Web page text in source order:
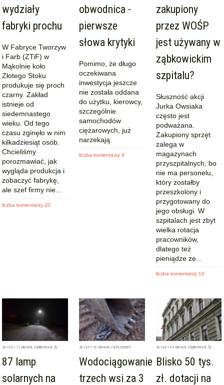
wydziały
fabryki prochu
W Fabryce Tworzyw
i Farb (ZTiF) w
Mąkolnie koło
Złotego Stoku
produkuje się proch
czarny. Zakład
istnieje od
siedemnastego
wieku. Od tego
czasu zginęło w nim
kilkadziesiąt osób.
Chcieliśmy
porozmawiać, jak
wygląda produkcja i
zobaczyć fabrykę,
ale szef firmy nie...
liczba komentarzy 20
obwodnica -
pierwsze
słowa krytyki
Pomimo, że długo
oczekiwana
inwestycja jeszcze
nie została oddana
do użytku, kierowcy,
szczególnie
samochodów
ciężarowych, już
narzekają.
liczba komentarzy 9
zakupiony
przez WOŚP
jest używany w
ząbkowickim
szpitalu?
Słuszność akcji
Jurka Owsiaka
często jest
podważana.
Zakupiony sprzęt
zalega w
magazynach
przyszpitalnych, bo
nie ma personelu,
który zostałby
przeszkolony i
przygotowany do
jego obsługi. W
szpitalach jest zbyt
wielka rotacja
pracowników,
dlatego też
pieniądze ze...
liczba komentarzy 10
2013-01-17 GMINA ZĄBKOWICE ŚL.
87 lamp
solarnych na
2013-01-16 GMINA CIEPŁOWODY
Wodociągowanie
trzech wsi za 3
2013-01-09 GMINA ZĄBKOWICE ŚL.
Blisko 50 tys.
zł. dotacji na